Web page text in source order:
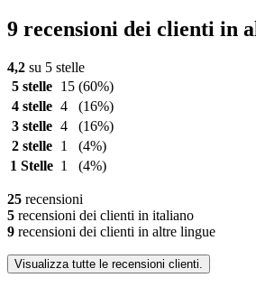
9 recensioni dei clienti in
4,2 su 5 stelle
5 stelle
15 (60%)
4 stelle 4
(16%)
3 stelle 4
(16%)
2 stelle
1
(4%)
1 Stelle 1 (4%)
25 recensioni
5 recensioni dei clienti in italiano
9 recensioni dei clienti in altre lingue
Visualizza tutte le recensioni clienti.